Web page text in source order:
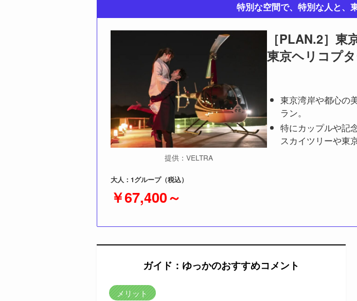
特別な空間で、特別な人と、
提供：VELTRA
［PLAN.2］
東京ヘリコプ
東京湾岸や都心の
ラン。
特にカップルや記
スカイツリーや東
大人：1グループ（税込）
￥67,400～
ガイド：ゆっかのおすすめコメント
メリット